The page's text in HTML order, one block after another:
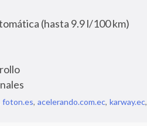
(hasta 9.9 l/100 km)
foton.es, acelerando.com.ec, karway.ec,